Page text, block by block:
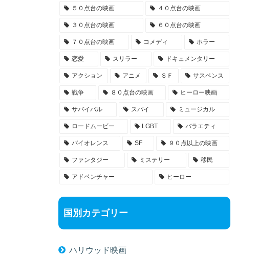
５０点台の映画 ４０点台の映画
３０点台の映画 ６０点台の映画
７０点台の映画 コメディ ホラー
恋愛 スリラー ドキュメンタリー
アクション アニメ ＳＦ サスペンス
戦争 ８０点台の映画 ヒーロー映画
サバイバル スパイ ミュージカル
ロードムービー LGBT バラエティ
バイオレンス SF ９０点以上の映画
ファンタジー ミステリー 移民
アドベンチャー ヒーロー
国別カテゴリー
ハリウッド映画